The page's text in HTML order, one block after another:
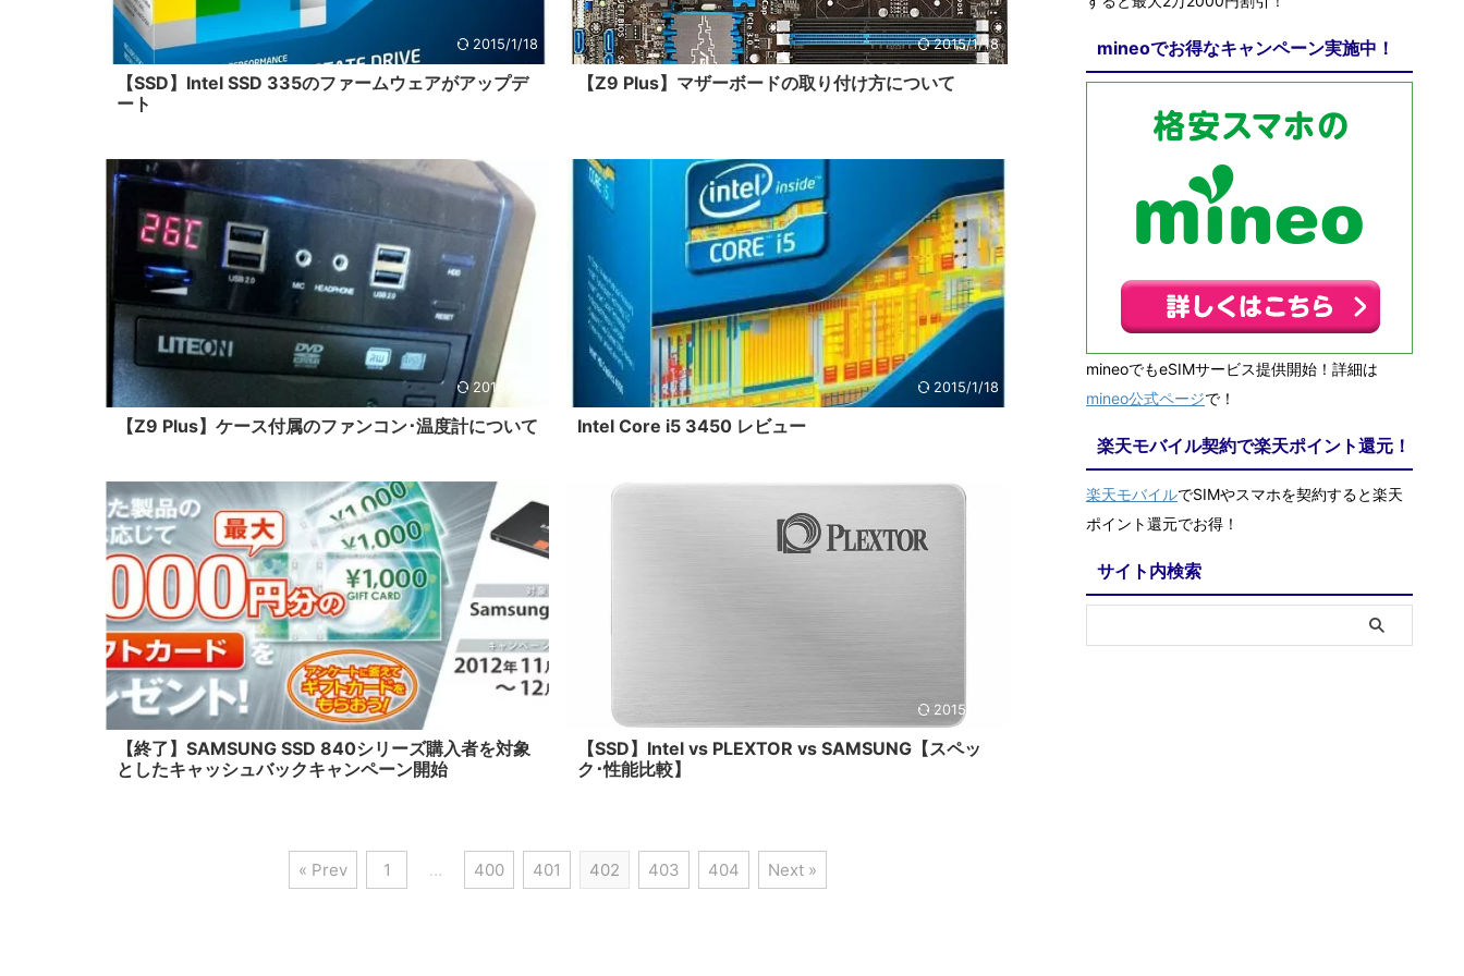
2015/1/18
【SSD】Intel SSD 335のファームウェアがアップデ
ート
2015/1/18
【Z9 Plus】マザーボードの取り付け方について
2015/1/18
【Z9 Plus】ケース付属のファンコン･温度計について
2015/1/18
Intel Core i5 3450 レビュー
【終了】SAMSUNG SSD 840シリーズ購入者を対象
としたキャッシュバックキャンペーン開始
2015/1/18
【SSD】Intel vs PLEXTOR vs SAMSUNG【スペッ
ク･性能比較】
« Prev 1 … 400 401 402 403 404 Next »
mineoでお得なキャンペーン実施中！
mineoでもeSIMサービス提供開始！詳細は
mineo公式ページで！
楽天モバイル契約で楽天ポイント還元！
楽天モバイルでSIMやスマホを契約すると楽天
ポイント還元でお得！
サイト内検索